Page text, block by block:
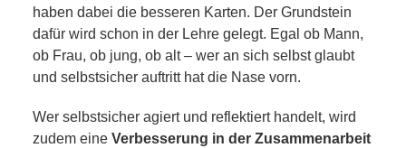
haben dabei die bes­se­ren Karten. Der Grundstein
dafür wird schon in der Lehre gelegt. Egal ob Mann,
ob Frau, ob jung, ob alt – wer an sich selbst glaubt
und selbst­si­cher auf­tritt hat die Nase vorn.
Wer selbst­si­cher agiert und reflek­tiert han­delt, wird
zudem eine Verbesserung in der Zusammenarbeit